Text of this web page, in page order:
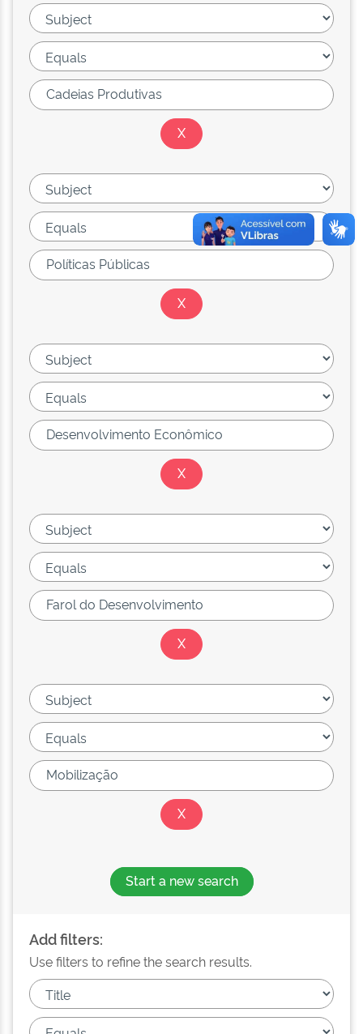
Start a new search
Add filters:
Use filters to refine the search results.